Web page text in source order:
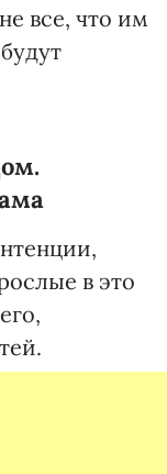
все, что им
в это